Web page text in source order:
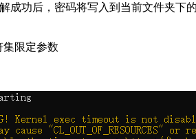
成功后，密码将写入到当前文件夹下
限定参数